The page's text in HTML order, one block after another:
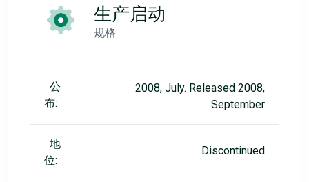
生产启动
规格
公
布:
2008, July. Released 2008,
September
地
位:
Discontinued